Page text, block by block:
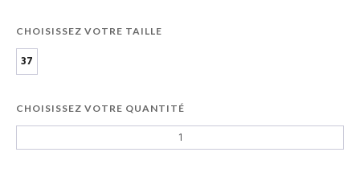
CHOISISSEZ VOTRE TAILLE
37
CHOISISSEZ VOTRE QUANTITÉ